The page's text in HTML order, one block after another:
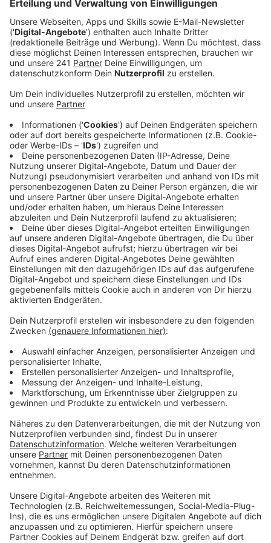
Anzeige
Dermot Kennedy blickt in seinem neuen Song auf das
aktuelle Weltgeschehen, das er als Weckruf sieht, mit
der Nachricht: Auf, dass die Welt sich ändert und wir
wieder Riesen sein können. Sein Debütalbum erreichte
im vergangenen Jahr den ersten Platz der britischen
Albumcharts. Es hat mittlerweile weltweit über 1
Milliarde Streams gesammelt.
Anzeige
Wie wird "Giants" laufen? Vielleicht sogar ähnlich
erfolgreich.
Kennedy ist für das deutsche Publikum wohl seit dem
"The Voice"-Finale ein Begriff. Zuletzt wurde er bei
den Brit Awards als „Best International Male“
nominiert. Hier gibt es "Giants" für euch neu im besten
Mix.
Anzeige
Wir benötigen Ihre
Zustimmung, um den YouTube
Wir verwenden einen Service eines
Drittanbieters, um Videoinhalte
einzubetten. Dieser Service kann
sammeln. Bitte lesen Sie die
Details durch und stimmen Sie der
Nutzung des Service zu, um dieses
Video anzusehen.